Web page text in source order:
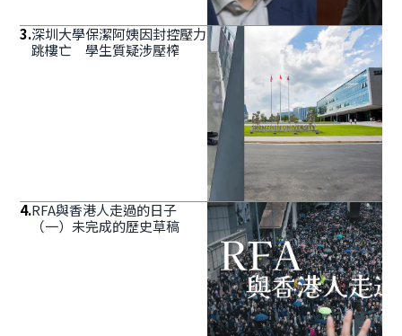
3.深圳大學保潔阿姨因封控壓力
跳樓亡 學生質疑涉壓榨
4.RFA與香港人走過的日子
（一）未完成的歷史草稿